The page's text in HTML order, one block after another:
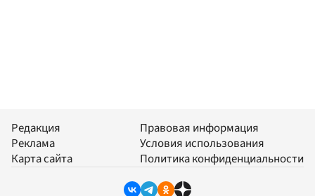
Редакция
Реклама
Карта сайта
Правовая информация
Условия использования
Политика конфиденциальности